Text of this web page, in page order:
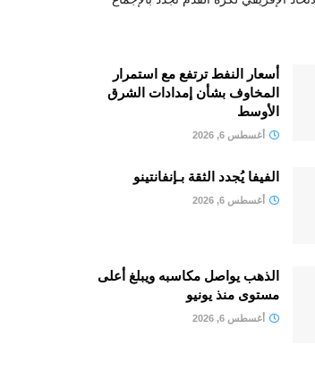
أسعار النفط ترتفع مع استمرار
المخاوف بشأن إمدادات الشرق
الأوسط
أغسطس 6, 2026
الفيفا يُجدد الثقة بـإنفانتينو
أغسطس 6, 2026
الذهب يواصل مكاسبه ويبلغ أعلى
مستوى منذ يونيو
أغسطس 6, 2026